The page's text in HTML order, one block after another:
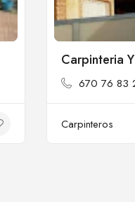
Carpinteria
670 76 83
Carpinteros